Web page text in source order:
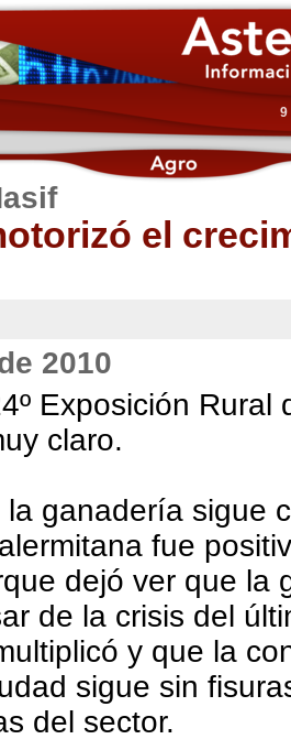
9
el
2010
Exposición Rural
claro.
la ganadería sigue
fue
dejó ver que la
de la crisis del
y que la
sigue sin
del sector.